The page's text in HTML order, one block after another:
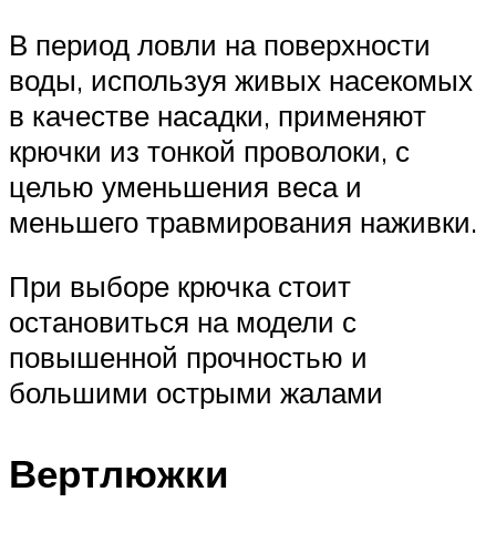
В период ловли на поверхности
воды, используя живых насекомых
в качестве насадки, применяют
крючки из тонкой проволоки, с
целью уменьшения веса и
меньшего травмирования наживки.
При выборе крючка стоит
остановиться на модели с
повышенной прочностью и
большими острыми жалами
Вертлюжки